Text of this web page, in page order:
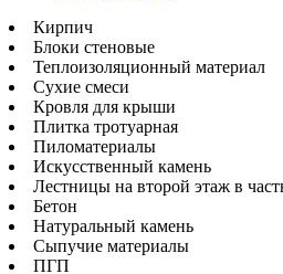
Кирпич
Блоки стеновые
Теплоизоляционный материал
Сухие смеси
Кровля для крыши
Плитка тротуарная
Пиломатериалы
Искусственный камень
Лестницы на второй этаж в
Бетон
Натуральный камень
Сыпучие материалы
ПГП